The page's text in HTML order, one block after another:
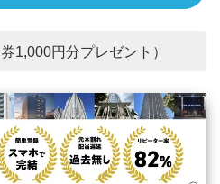
1,000円分プレゼント）